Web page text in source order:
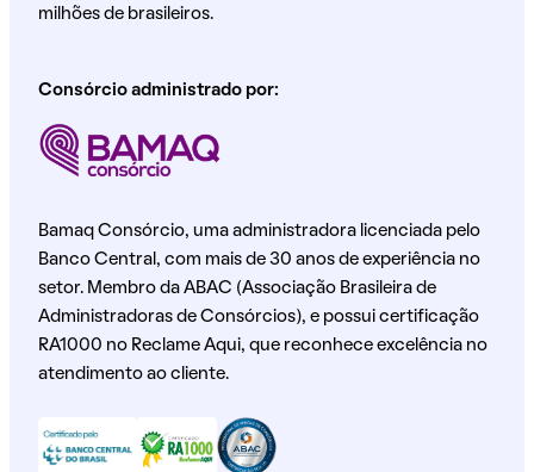
milhões de brasileiros.
Consórcio administrado por:
Bamaq Consórcio, uma administradora licenciada pelo
Banco Central, com mais de 30 anos de experiência no
setor. Membro da ABAC (Associação Brasileira de
Administradoras de Consórcios), e possui certificação
RA1000 no Reclame Aqui, que reconhece excelência no
atendimento ao cliente.